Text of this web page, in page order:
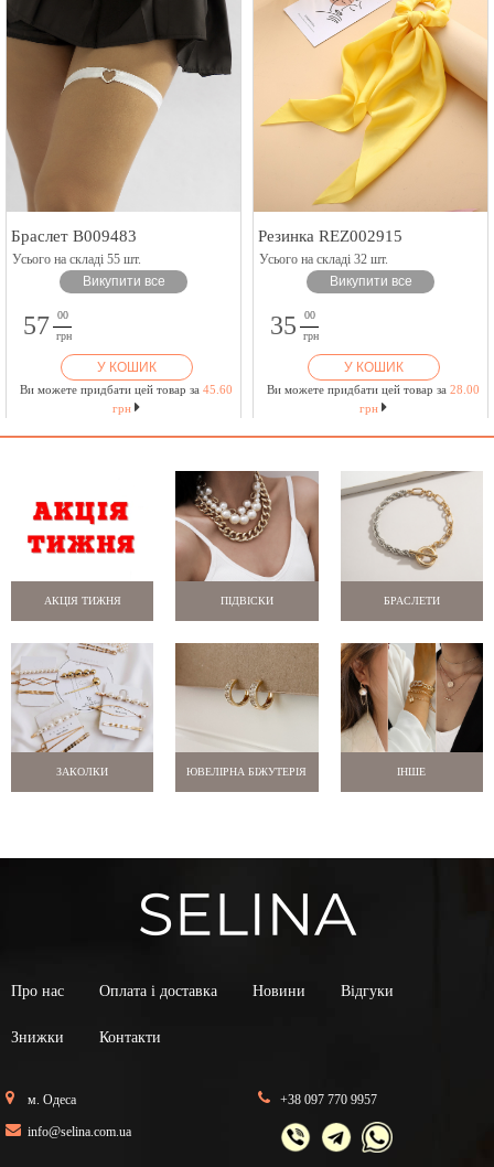
Браслет B009483
Усього на складі 55 шт.
Викупити все
57
00
грн
У КОШИК
Ви можете придбати цей товар за 45.60
грн
Резинка REZ002915
Усього на складі 32 шт.
Викупити все
35
00
грн
У КОШИК
Ви можете придбати цей товар за 28.00
грн
АКЦІЯ ТИЖНЯ ПІДВІСКИ БРАСЛЕТИ
ЗАКОЛКИ ЮВЕЛІРНА БІЖУТЕРІЯ ІНШЕ
Про нас Оплата і доставка Новини Відгуки
Знижки Контакти
м. Одеса
info@selina.com.ua
+38 097 770 9957